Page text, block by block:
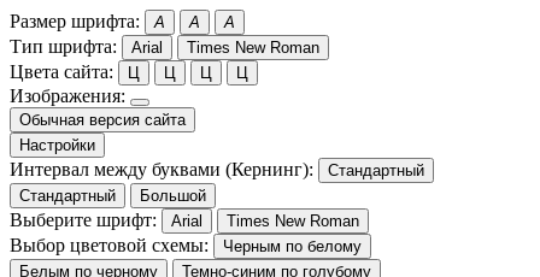
Размер шрифта: A A A
Тип шрифта: Arial Times New Roman
Цвета сайта: Ц Ц Ц Ц
Изображения:
Обычная версия сайта
Настройки
Интервал между буквами (Кернинг):
Стандартный
Стандартный
Большой
Выберите шрифт: Arial Times New Roman
Выбор цветовой схемы:
Черным по белому
Белым по черному
Темно-синим по голубому